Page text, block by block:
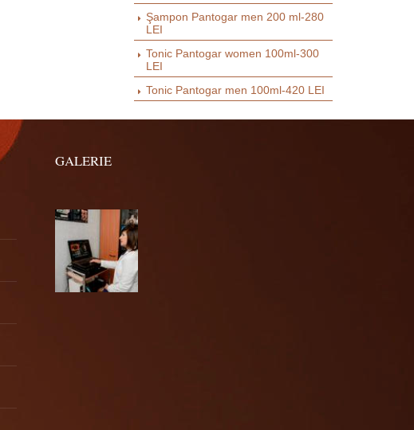
Şampon Pantogar men 200 ml-280
LEI
Tonic Pantogar women 100ml-300
LEI
Tonic Pantogar men 100ml-420 LEI
GALERIE